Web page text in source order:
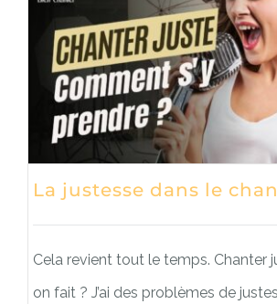
La justesse dans le
Cela revient tout le temps. Chanter
on fait ? J’ai des problèmes de